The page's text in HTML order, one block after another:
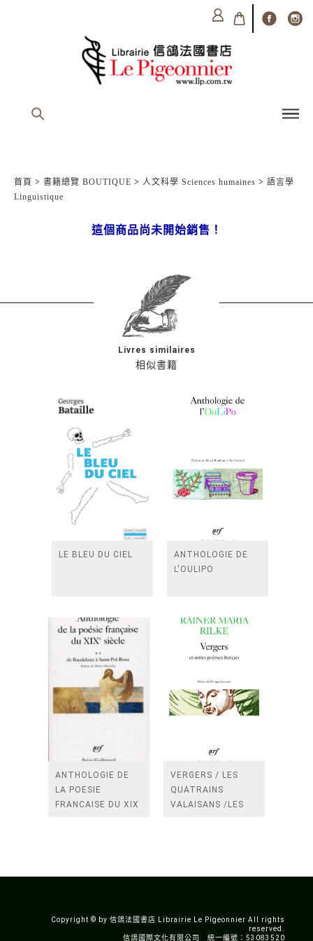
首頁 > 書籍總覽 BOUTIQUE > 人文科學 Sciences humaines > 語言學
Linguistique
這個商品尚未開始銷售！
相似書籍
Livres similaires
LE BLEU DU CIEL
ANTHOLOGIE DE
L'OULIPO
ANTHOLOGIE DE
LA POESIE
FRANCAISE DU XIX
VERGERS / LES
QUATRAINS
VALAISANS /LES
Copyright © by 信鴿法國書店 Librairie Le Pigeonnier All rights
reserved.
信鴿國際文化有限公司 統一編號：53083520